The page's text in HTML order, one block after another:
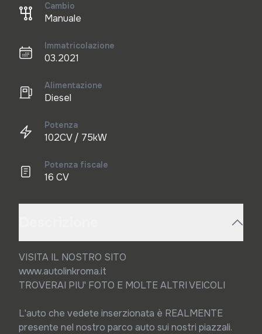
Cambio
Manuale
Immatricolazione
03.2021
Alimentazione
Diesel
Potenza
102CV / 75kW
Potenza fiscale
16 CV
VISITA IL NOSTRO SITO
www.autolinkroma.it
TROVERAI PIU' FOTO E MOLTE ALTRI VEICOLI
L'auto che vedete inserzionata è REALMENTE
presente nel nostro parco auto sui nostri piazzali.